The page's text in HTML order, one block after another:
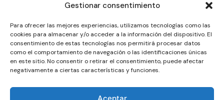
Gestionar consentimiento
Para ofrecer las mejores experiencias, utilizamos tecnologías como las
cookies para almacenar y/o acceder a la información del dispositivo. El
consentimiento de estas tecnologías nos permitirá procesar datos
como el comportamiento de navegación o las identificaciones únicas
en este sitio. No consentir o retirar el consentimiento, puede afectar
negativamente a ciertas características y funciones.
Aceptar
marcas, y solo reparamos impresoras laser,
somos un servicio técnico especializado y
totalmente independiente.
Los logotipos y marcas son marcas registradas
identificarla, no gestionamos garantías oficiales,